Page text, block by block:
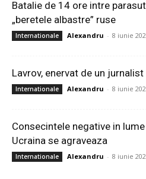
Batalie de 14 ore intre
„beretele albastre” ruse
Internationale Alexandru - 8 iunie
Lavrov, enervat de un
Internationale Alexandru - 8 iunie
Consecintele negative in
Ucraina se agraveaza
Internationale Alexandru - 8 iunie